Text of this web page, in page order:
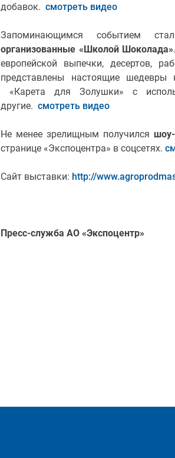
добавок.смотреть видео
Запоминающимся событием
организованные «Школой Шоколада»
европейской выпечки, десертов,
представлены настоящие шедевры
«Карета для Золушки» c
другие.смотреть видео
Не менее зрелищным получился
странице «Экспоцентра» в соцсетях.
Сайт выставки: http://
Пресс-служба АО «Экспоцентр»